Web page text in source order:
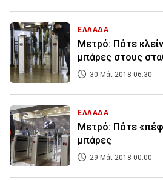
ΕΛΛΑΔΑ
Μετρό: Πότε
μπάρες στους
30 Μάι 2018 06:30
ΕΛΛΑΔΑ
Μετρό: Πότε
μπάρες
29 Μάι 2018 00:00